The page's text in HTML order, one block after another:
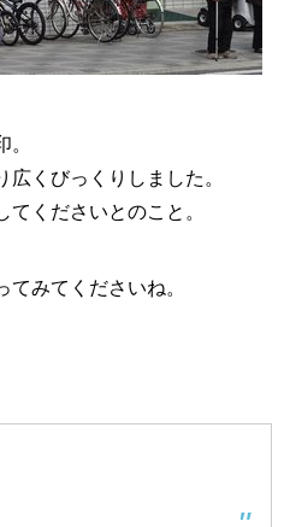
くびっくりしました。
くださいとのこと。
みてくださいね。